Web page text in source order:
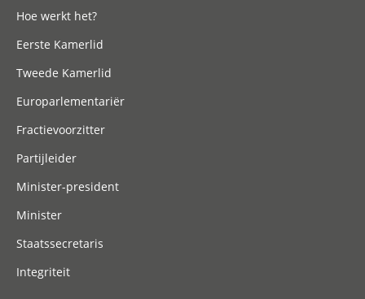
Hoe werkt het?
Eerste Kamerlid
Tweede Kamerlid
Europarlementariër
Fractievoorzitter
Partijleider
Minister-president
Minister
Staatssecretaris
Integriteit